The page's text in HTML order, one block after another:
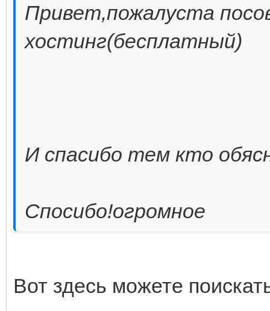
Привет,пожалуста
хостинг(бесплатный)
И спасибо тем кто
Спосибо!огромное
Вот здесь можете